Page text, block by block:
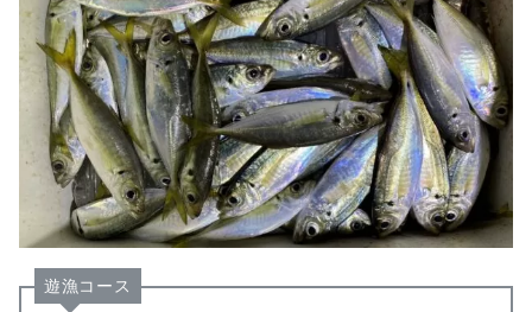
遊漁コース